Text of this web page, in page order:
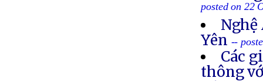
posted on 22
Nghệ
Yên --
Các
thông